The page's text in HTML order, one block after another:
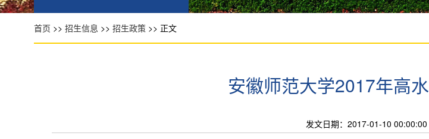
首页 >> 招生信息 >> 招生政策 >> 正文
安徽师范大学2017年高
发文日期：2017-01-10 00:00:00